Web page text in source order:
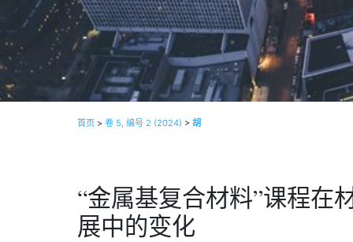
首页 > 卷 5, 编号 2 (2024) > 胡
“金属基复合材料”课程在
展中的变化